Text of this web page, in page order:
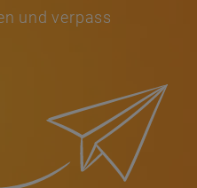
und verpass